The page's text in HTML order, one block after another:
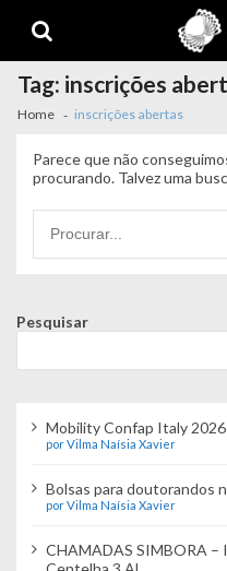
navigation
content
Tag: inscrições
Home inscrições abertas
Parece que não
procurando. Talvez uma
por:
Pesquisar
Mobility Confap Italy 2026
por Vilma Naísia Xavier
Bolsas para doutorandos
por Vilma Naísia Xavier
CHAMADAS SIMBORA –